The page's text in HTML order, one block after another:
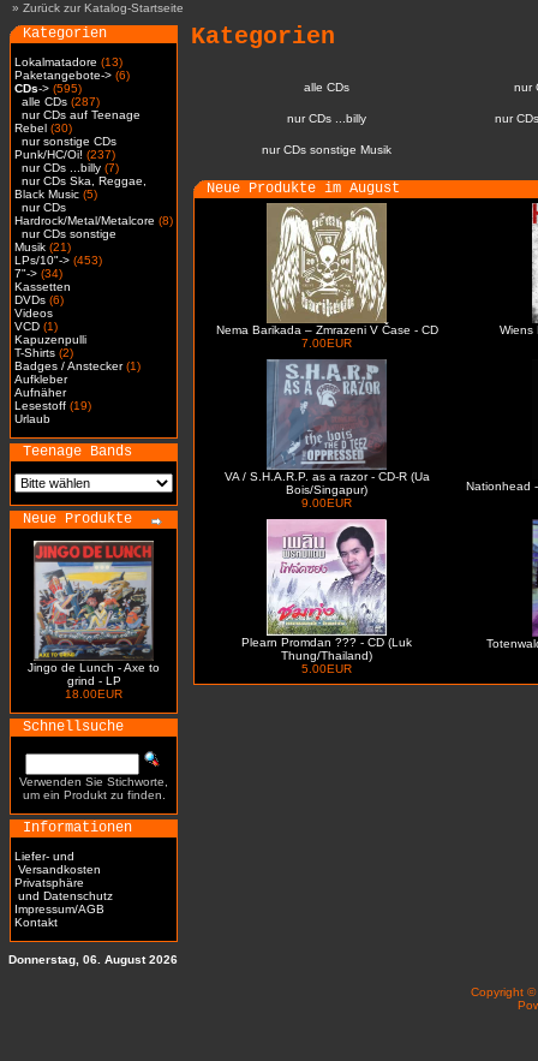
» Zurück zur Katalog-Startseite
Kategorien
Lokalmatadore (13)
Paketangebote-> (6)
CDs-> (595)
alle CDs (287)
nur CDs auf Teenage
Rebel (30)
nur sonstige CDs
Punk/HC/Oi! (237)
nur CDs ...billy (7)
nur CDs Ska, Reggae,
Black Music (5)
nur CDs
Hardrock/Metal/Metalcore (8)
nur CDs sonstige
Musik (21)
LPs/10"-> (453)
7"-> (34)
Kassetten
DVDs (6)
Videos
VCD (1)
Kapuzenpulli
T-Shirts (2)
Badges / Anstecker(1)
Aufkleber
Aufnäher
Lesestoff (19)
Urlaub
Teenage Bands
Neue Produkte
Jingo de Lunch - Axe to
grind - LP
18.00EUR
Schnellsuche
Verwenden Sie Stichworte,
um ein Produkt zu finden.
Informationen
Liefer- und
Versandkosten
Privatsphäre
und Datenschutz
Impressum/AGB
Kontakt
Kategorien
alle CDs nur
nur CDs ...billy nur
nur CDs sonstige Musik
Neue Produkte im August
Nema Barikada – Zmrazeni V Čase - CD
7.00EUR
Wiens
VA / S.H.A.R.P. as a razor - CD-R (Ua
Bois/Singapur)
9.00EUR
Nationhead
Plearn Promdan ??? - CD (Luk
Thung/Thailand)
5.00EUR
Donnerstag, 06. August 2026
Copyright